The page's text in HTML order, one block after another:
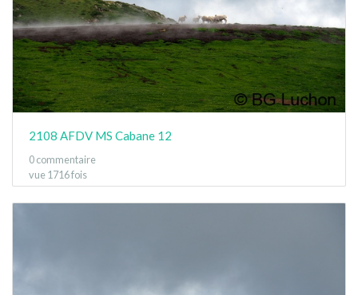
2108 AFDV MS Cabane 12
0 commentaire
vue 1716 fois